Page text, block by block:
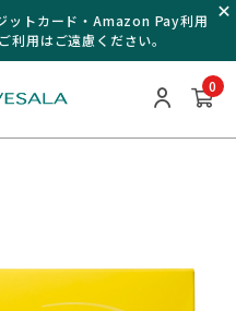
ットカード・Amazon Pay利用
用はご遠慮ください。
0